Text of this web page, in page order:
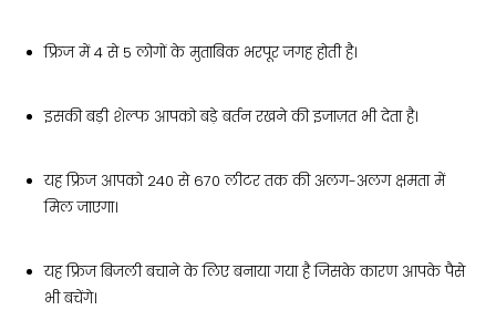
फ्रिज में 4 से 5 लोगों के मुताबिक भरपूर जगह होती है।
इसकी बड़ी शेल्फ आपको बड़े बर्तन रखने की इजाज़त भी देता है।
यह फ्रिज आपको 240 से 670 लीटर तक की अलग-अलग क्षमता में
मिल जाएगा।
यह फ्रिज बिजली बचाने के लिए बनाया गया है जिसके कारण आपके पैसे
भी बचेंगे।